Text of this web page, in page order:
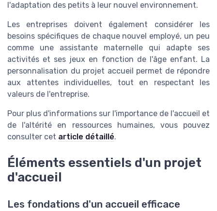
l'adaptation des petits à leur nouvel environnement.
Les entreprises doivent également considérer les
besoins spécifiques de chaque nouvel employé, un peu
comme une assistante maternelle qui adapte ses
activités et ses jeux en fonction de l'âge enfant. La
personnalisation du projet accueil permet de répondre
aux attentes individuelles, tout en respectant les
valeurs de l'entreprise.
Pour plus d'informations sur l'importance de l'accueil et
de l'altérité en ressources humaines, vous pouvez
consulter cet article détaillé.
Éléments essentiels d'un projet
d'accueil
Les fondations d'un accueil efficace